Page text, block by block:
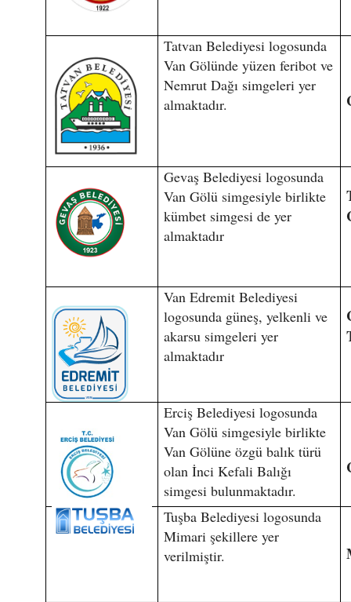
Tatvan Belediyesi logosunda
Van Gölünde yüzen feribot ve
Nemrut Dağı simgeleri yer
almaktadır.
Gevaş Belediyesi logosunda
Van Gölü simgesiyle birlikte
kümbet simgesi de yer
almaktadır
Van Edremit Belediyesi
logosunda güneş, yelkenli ve
akarsu simgeleri yer
almaktadır
Erciş Belediyesi logosunda
Van Gölü simgesiyle birlikte
Van Gölüne özgü balık türü
olan İnci Kefali Balığı
simgesi bulunmaktadır.
Tuşba Belediyesi logosunda
Mimari şekillere yer
verilmiştir.